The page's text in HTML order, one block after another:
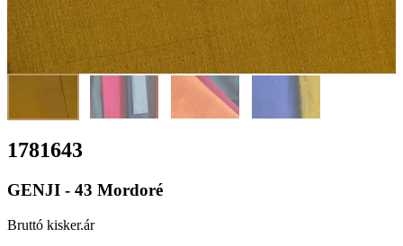
1781643
GENJI - 43 Mordoré
Bruttó kisker.ár